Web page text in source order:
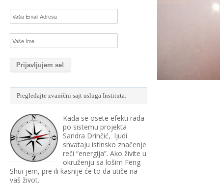
Pregledajte zvanični sajt usluga Instituta:
Kada se osete efekti rada
po sistemu projekta
Sandra Drinčić, ljudi
shvataju istinsko značenje
reči “energija”. Ako živite u
okruženju sa lošim Feng
Shui-jem, pre ili kasnije će to da utiče na
vaš život.